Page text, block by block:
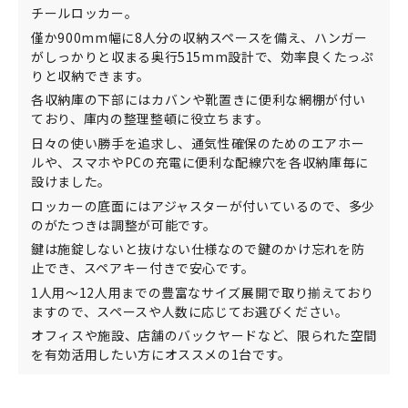
チールロッカー。
僅か900mm幅に8人分の収納スペースを備え、ハンガー
がしっかりと収まる奥行515mm設計で、効率良くたっぷ
りと収納できます。
各収納庫の下部にはカバンや靴置きに便利な網棚が付い
ており、庫内の整理整頓に役立ちます。
日々の使い勝手を追求し、通気性確保のためのエアホー
ルや、スマホやPCの充電に便利な配線穴を各収納庫毎に
設けました。
ロッカーの底面にはアジャスターが付いているので、多少
のがたつきは調整が可能です。
鍵は施錠しないと抜けない仕様なので鍵のかけ忘れを防
止でき、スペアキー付きで安心です。
1人用～12人用までの豊富なサイズ展開で取り揃えており
ますので、スペースや人数に応じてお選びください。
オフィスや施設、店舗のバックヤードなど、限られた空間
を有効活用したい方にオススメの1台です。